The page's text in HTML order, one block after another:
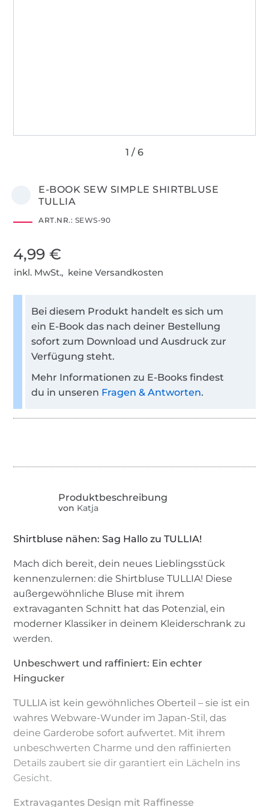
E-BOOK SEW SIMPLE SHIRTBLUSE
TULLIA
ART.NR.: SEWS-90
4,99 €
inkl. MwSt., keine Versandkosten
Bei diesem Produkt handelt es sich um
ein E-Book das nach deiner Bestellung
sofort zum Download und Ausdruck zur
Verfügung steht.
Mehr Informationen zu E-Books findest
du in unseren Fragen & Antworten.
von Katja
Shirtbluse nähen: Sag Hallo zu TULLIA!
Mach dich bereit, dein neues Lieblingsstück
kennenzulernen: die Shirtbluse TULLIA! Diese
außergewöhnliche Bluse mit ihrem
extravaganten Schnitt hat das Potenzial, ein
moderner Klassiker in deinem Kleiderschrank zu
werden.
Unbeschwert und raffiniert: Ein echter
Hingucker
TULLIA ist kein gewöhnliches Oberteil – sie ist ein
wahres Webware-Wunder im Japan-Stil, das
deine Garderobe sofort aufwertet. Mit ihrem
unbeschwerten Charme und den raffinierten
Details zaubert sie dir garantiert ein Lächeln ins
Gesicht.
Extravagantes Design mit Raffinesse